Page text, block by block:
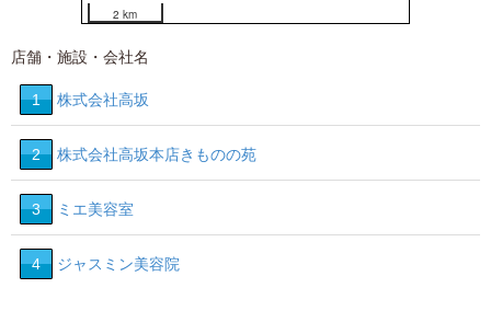
2 km
店舗・施設・会社名
1 株式会社高坂
2 株式会社高坂本店きものの苑
3 ミエ美容室
4 ジャスミン美容院